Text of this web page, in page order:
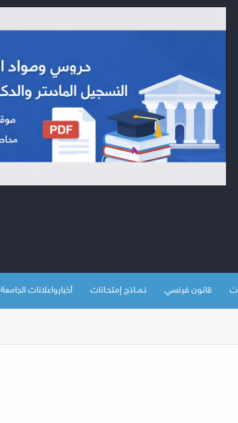
قانون فرنسي نـمــاذج إمتحـانات أخبارواعلانات الجامعة